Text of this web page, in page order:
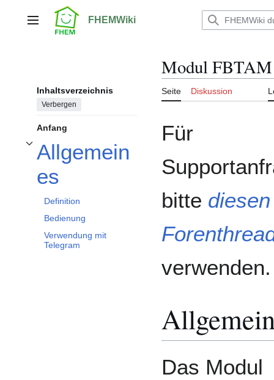
springenHauptmenü FHEMWiki
Inhaltsverzeichnis
Verbergen
Anfang
Allgemein
es
Unterabschnitt Allgemeines umschalten
Definition
Bedienung
Verwendung mit
Telegram
Modul FBTAM
Seite Diskussion
Für
bitte diesen
verwenden.
Das Modul